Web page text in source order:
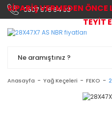
0507 576 64 03
Anasayfa Yağ Keçeleri FEKO
SİPARİŞ VERMEDEN
TEYİT